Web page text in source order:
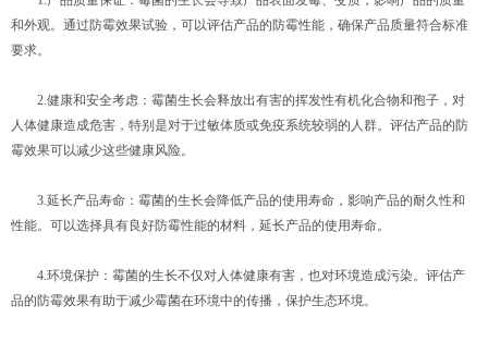
和外观。通过防霉效果试验，可以评估产品的防霉性能，确保产品质量符合标准
要求。
2.健康和安全考虑：霉菌生长会释放出有害的挥发性有机化合物和孢子，对
人体健康造成危害，特别是对于过敏体质或免疫系统较弱的人群。评估产品的防
霉效果可以减少这些健康风险。
3.延长产品寿命：霉菌的生长会降低产品的使用寿命，影响产品的耐久性和
性能。可以选择具有良好防霉性能的材料，延长产品的使用寿命。
4.环境保护：霉菌的生长不仅对人体健康有害，也对环境造成污染。评估产
品的防霉效果有助于减少霉菌在环境中的传播，保护生态环境。